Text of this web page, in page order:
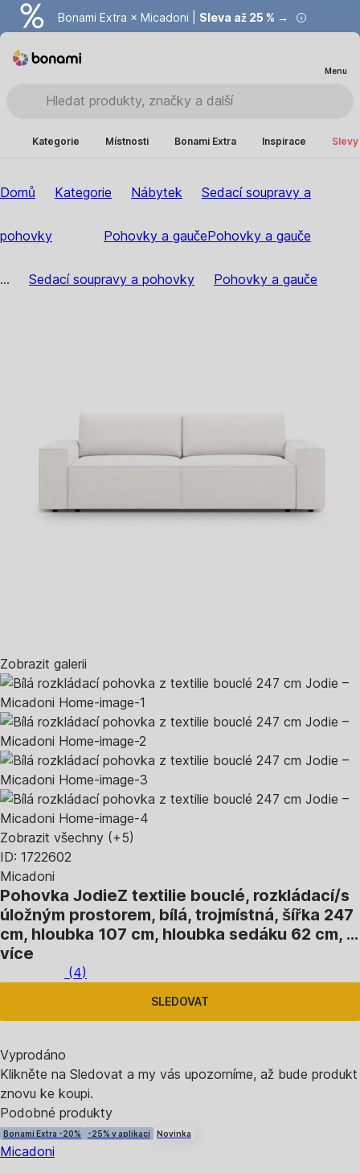
Bonami Extra × Micadoni | Sleva až 25 % →
Summer Sale | Ušetřete až 40 % →
Menu
Kategorie Místnosti Bonami Extra Inspirace
Domů Kategorie Nábytek Sedací soupravy a
pohovky Pohovky a gaučePohovky a gauče
... Sedací soupravy a pohovky Pohovky a gauče
Zobrazit galerii
Zobrazit všechny (+5)
ID: 1722602
Micadoni
Pohovka JodieZ textilie bouclé, rozkládací/s
úložným prostorem, bílá, trojmístná, šířka 247
cm, hloubka 107 cm, hloubka sedáku 62 cm, …
více
(4)
SLEDOVAT
Vyprodáno
Klikněte na Sledovat a my vás upozorníme, až bude produkt
znovu ke koupi.
Podobné produkty
Bonami Extra -20% -25% v aplikaci Novinka
Micadoni